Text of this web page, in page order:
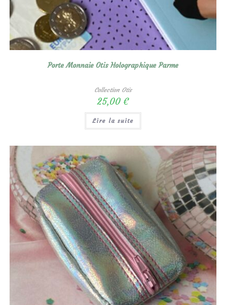
Porte Monnaie Otis Holographique Parme
Collection Otis
25,00 €
Lire la suite